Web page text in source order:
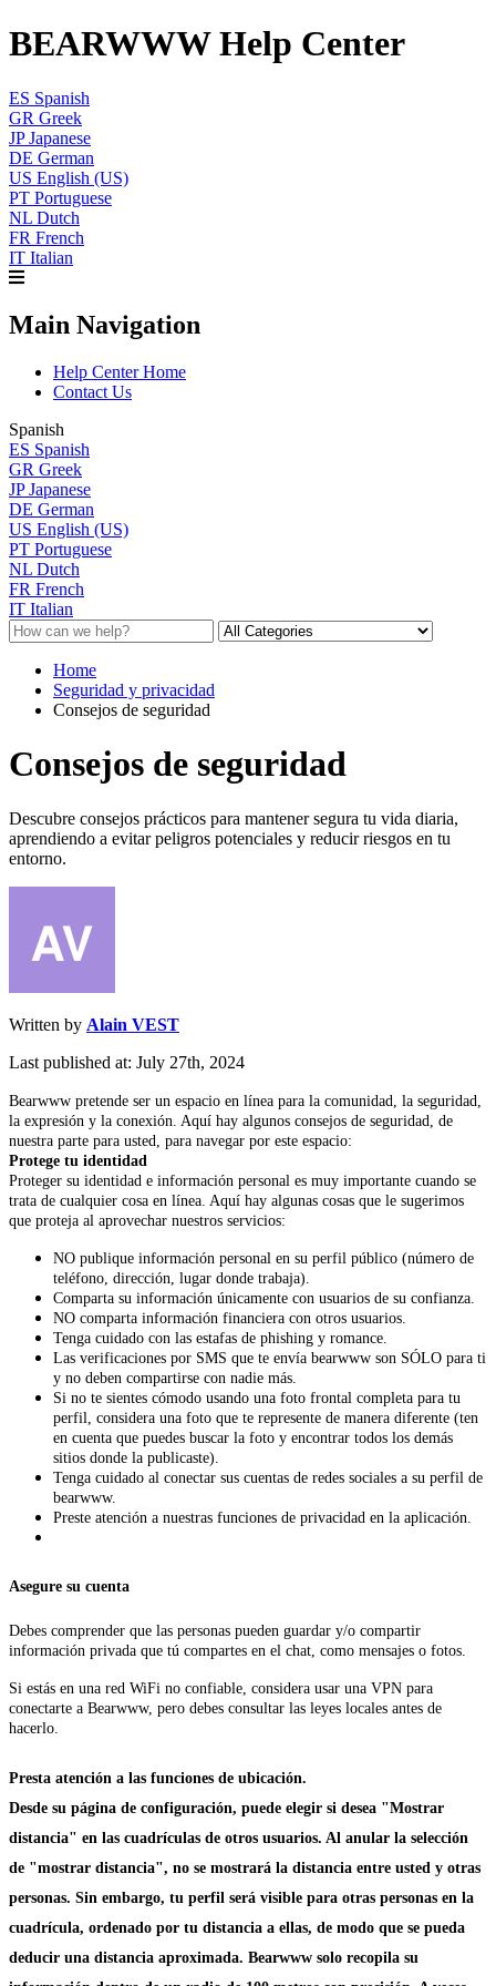
BEARWWW Help Center
ES Spanish
GR Greek
JP Japanese
DE German
US English (US)
PT Portuguese
NL Dutch
FR French
IT Italian
Main Navigation
Help Center Home
Contact Us
Spanish
ES Spanish
GR Greek
JP Japanese
DE German
US English (US)
PT Portuguese
NL Dutch
FR French
IT Italian
Home
Seguridad y privacidad
Consejos de seguridad
Consejos de seguridad
Descubre consejos prácticos para mantener segura tu vida diaria,
aprendiendo a evitar peligros potenciales y reducir riesgos en tu
entorno.
Written by Alain VEST
Last published at: July 27th, 2024
Bearwww pretende ser un espacio en línea para la comunidad, la seguridad,
la expresión y la conexión. Aquí hay algunos consejos de seguridad, de
nuestra parte para usted, para navegar por este espacio:
Protege tu identidad
Proteger su identidad e información personal es muy importante cuando se
trata de cualquier cosa en línea. Aquí hay algunas cosas que le sugerimos
que proteja al aprovechar nuestros servicios:
NO publique información personal en su perfil público (número de
teléfono, dirección, lugar donde trabaja).
Comparta su información únicamente con usuarios de su confianza.
NO comparta información financiera con otros usuarios.
Tenga cuidado con las estafas de phishing y romance.
Las verificaciones por SMS que te envía bearwww son SÓLO para ti
y no deben compartirse con nadie más.
Si no te sientes cómodo usando una foto frontal completa para tu
perfil, considera una foto que te represente de manera diferente (ten
en cuenta que puedes buscar la foto y encontrar todos los demás
sitios donde la publicaste).
Tenga cuidado al conectar sus cuentas de redes sociales a su perfil de
bearwww.
Preste atención a nuestras funciones de privacidad en la aplicación.
Asegure su cuenta
Debes comprender que las personas pueden guardar y/o compartir
información privada que tú compartes en el chat, como mensajes o fotos.
Si estás en una red WiFi no confiable, considera usar una VPN para
conectarte a Bearwww, pero debes consultar las leyes locales antes de
hacerlo.
Presta atención a las funciones de ubicación.
Desde su página de configuración, puede elegir si desea "Mostrar
distancia" en las cuadrículas de otros usuarios. Al anular la selección
de "mostrar distancia", no se mostrará la distancia entre usted y otras
personas. Sin embargo, tu perfil será visible para otras personas en la
cuadrícula, ordenado por tu distancia a ellas, de modo que se pueda
deducir una distancia aproximada. Bearwww solo recopila su